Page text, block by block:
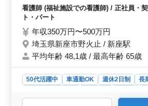
り、十分な休憩時間が設けられていま
し新しいステージを築いてみませんか
待ちしております。
です！ 是非ご応募くだ
看護師 (福祉施設での看護師) / 正社員・
ト・パート
年収350万円〜500万円
埼玉県新座市野火止 / 新座駅
平均年齢 48,1歳 / 最高年齢 65歳
50代活躍中 車通勤OK 週休2日制
長